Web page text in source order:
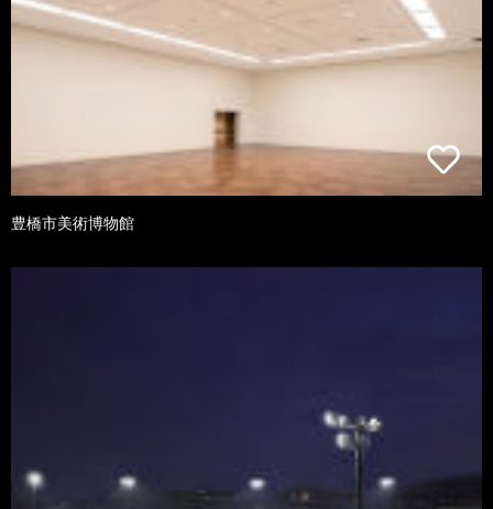
豊橋市美術博物館